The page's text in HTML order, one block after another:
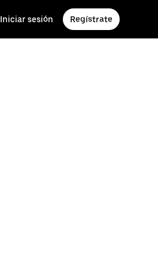
Iniciar sesión Regístrate